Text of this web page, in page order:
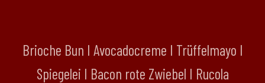
Brioche Bun I Avocadocreme I Trüffelmayo I
Spiegelei I Bacon rote Zwiebel I Rucola